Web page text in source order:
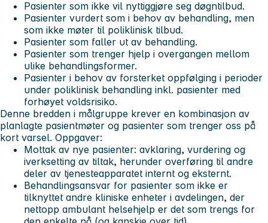
Pasienter som ikke vil nyttiggjøre seg døgntilbud.
Pasienter vurdert som i behov av behandling, men
som ikke møter til poliklinisk tilbud.
Pasienter som faller ut av behandling.
Pasienter som trenger hjelp i overgangen mellom
ulike behandlingsformer.
Pasienter i behov av forsterket oppfølging i perioder
under poliklinisk behandling inkl. pasienter med
forhøyet voldsrisiko.
Denne bredden i målgruppe krever en kombinasjon av
planlagte pasientmøter og pasienter som trenger oss på
kort varsel. Oppgaver:
Mottak av nye pasienter: avklaring, vurdering og
iverksetting av tiltak, herunder overføring til andre
deler av tjenesteapparatet internt og eksternt.
Behandlingsansvar for pasienter som ikke er
tilknyttet andre kliniske enheter i avdelingen, der
nettopp ambulant helsehjelp er det som trengs for